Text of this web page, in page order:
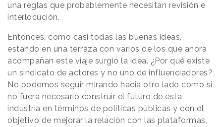
una reglas que probablemente necesitan revisión e
interlocución.
Entonces, como casi todas las buenas ideas,
estando en una terraza con varios de los que ahora
acompañan este viaje surgió la idea. ¿Por qué existe
un sindicato de actores y no uno de influenciadores?
No podemos seguir mirando hacia otro lado como si
no fuera necesario construir el futuro de esta
industria en términos de políticas públicas y con el
objetivo de mejorar la relación con las plataformas,